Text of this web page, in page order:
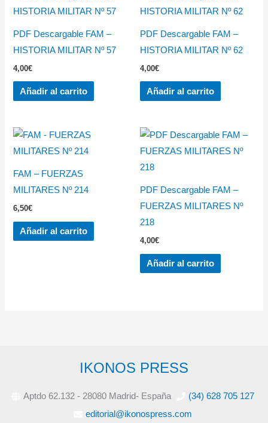
PDF Descargable FAM –
HISTORIA MILITAR Nº 57
4,00€
Añadir al carrito
PDF Descargable FAM –
HISTORIA MILITAR Nº 62
4,00€
Añadir al carrito
FAM – FUERZAS
MILITARES Nº 214
6,50€
Añadir al carrito
PDF Descargable FAM –
FUERZAS MILITARES Nº
218
4,00€
Añadir al carrito
IKONOS PRESS
Aptdo 62.132 - 28080 Madrid- España
(34) 628 705 127
editorial@ikonospress.com